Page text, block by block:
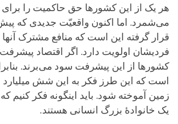
هر یک از این کشورها حق حاکمیت را
می‌شمرد. اما اکنون واقعیّت جدیدی که پیش
قرار گرفته این است که منافع مشترک
فردیشان اولویت دارد. اگر اقتصاد
کشورها از این پیشرفت سود می‌برند.
است که این طرز فکر به این شش
زمین آموخته شود. باید اینگونه فکر کنیم
یک خانوادۀ بزرگ انسانی هستند.